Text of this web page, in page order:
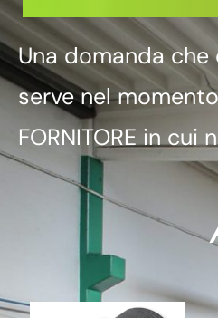
Una domanda
serve nel
FORNITORE in